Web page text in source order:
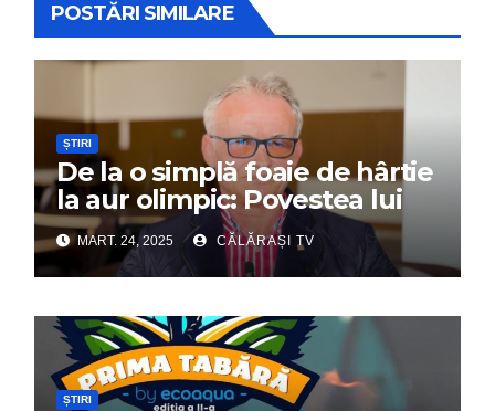
POSTĂRI SIMILARE
ȘTIRI
De la o simplă foaie de hârtie
la aur olimpic: Povestea lui
Dumitru Chirilă
MART. 24, 2025 CĂLĂRAȘI TV
ȘTIRI